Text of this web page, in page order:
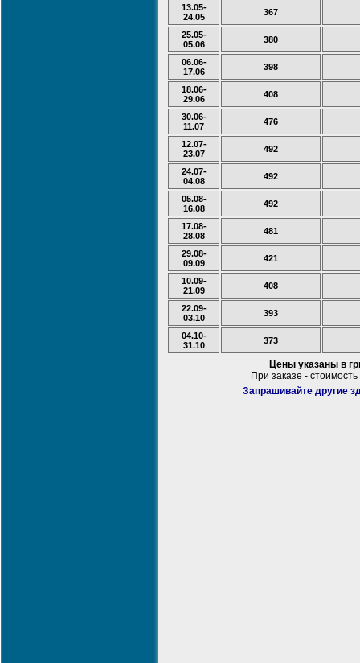
13.05-
24.05
367
25.05-
05.06
380
06.06-
17.06
398
18.06-
29.06
408
30.06-
11.07
476
12.07-
23.07
492
24.07-
04.08
492
05.08-
16.08
492
17.08-
28.08
481
29.08-
09.09
421
10.09-
21.09
408
22.09-
03.10
393
04.10-
31.10
373
Цены указаны в
При заказе -
Запрашивайте другие